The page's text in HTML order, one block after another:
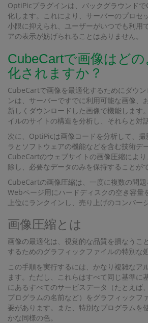
OptiPicプラグインは、バックグラウンド
化します。これにより、サーバーのプロセ
小限に抑えられ、ユーザーがいつでも利用
アの表示が妨げられることはありません。
CubeCartで画像はど
化されますか？
CubeCartで画像を最適化するためにダウ
ンは、サーバーですでに利用可能な画像、
新しくダウンロードした画像で機能します
イルのサイトの構造を分析し、それらと対
次に、OptiPicは画像コードを分析して、撮
ラとソフトウェアの機能などを含む技術デ
CubeCartのウェブサイトの画像圧縮によ
除し、必要なデータのみを保持することが
CubeCartの画像圧縮は、一度に複数の問
Webページ用にハードディスクの空き容量
上位にランクインし、売り上げのコンバー
画像圧縮とは
画像の最適化は、視覚的な品質を損なうこ
するためのグラフィックファイルの特別な
この手順を実行するには、かなり複雑なア
ます。ただし、これらはすべて同じ基準に
にあるすべてのサービスデータ（たとえば
プログラムの名前など）をグラフィックフ
要があります。また、特別なプログラムを
かな同様の色。